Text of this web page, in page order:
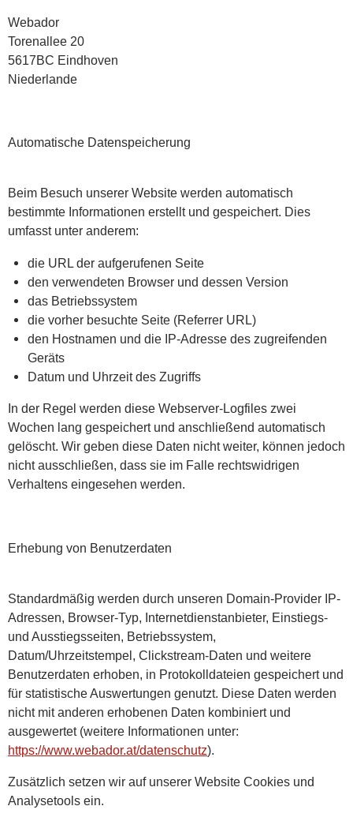
Webador
Torenallee 20
5617BC Eindhoven
Niederlande
Automatische Datenspeicherung
Beim Besuch unserer Website werden automatisch
bestimmte Informationen erstellt und gespeichert. Dies
umfasst unter anderem:
die URL der aufgerufenen Seite
den verwendeten Browser und dessen Version
das Betriebssystem
die vorher besuchte Seite (Referrer URL)
den Hostnamen und die IP-Adresse des zugreifenden
Geräts
Datum und Uhrzeit des Zugriffs
In der Regel werden diese Webserver-Logfiles zwei
Wochen lang gespeichert und anschließend automatisch
gelöscht. Wir geben diese Daten nicht weiter, können jedoch
nicht ausschließen, dass sie im Falle rechtswidrigen
Verhaltens eingesehen werden.
Erhebung von Benutzerdaten
Standardmäßig werden durch unseren Domain-Provider IP-
Adressen, Browser-Typ, Internetdienstanbieter, Einstiegs-
und Ausstiegsseiten, Betriebssystem,
Datum/Uhrzeitstempel, Clickstream-Daten und weitere
Benutzerdaten erhoben, in Protokolldateien gespeichert und
für statistische Auswertungen genutzt. Diese Daten werden
nicht mit anderen erhobenen Daten kombiniert und
ausgewertet (weitere Informationen unter:
https://www.webador.at/datenschutz).
Zusätzlich setzen wir auf unserer Website Cookies und
Analysetools ein.